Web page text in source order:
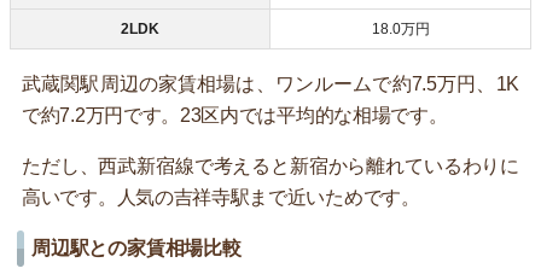
2LDK 18.0万円
武蔵関駅周辺の家賃相場は、ワンルームで約7.5万円、1K
で約7.2万円です。23区内では平均的な相場です。
ただし、西武新宿線で考えると新宿から離れているわりに
高いです。人気の吉祥寺駅まで近いためです。
周辺駅との家賃相場比較